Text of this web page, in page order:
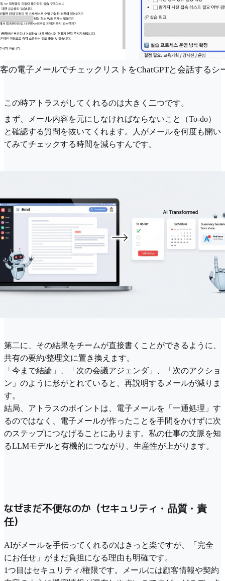
の電子メールでチェックリストをChatGPTと会話するシ
この時アトラスがしてくれるのは大きく二つです。
まず、メール内容を元にしなければならないこと（To-do）
と確認する質問を抜いてくれます。人がメールを何度も開い
てみてチェックする時間を減らすんです。
第二に、その結​​果をチームが直接書くことができるように、
共有の要約/整理文に置き換えます。
「今まで結論」、「次の会議アジェンダ」、「次のアクショ
ン」のように形がとれていると、再説明するメールが減りま
す。
結局、アトラスのポイントは、電子メールを「一通処理」す
るのではなく、電子メールが作ったことを手間をかけずに次
のステップにつなげることにあります。私の仕事の文脈を知
るLLMモデルと有機的につながり、生産性が上がります。
なぜまだ不便なのか（セキュリティ・品質・責
任）
AIがメールを手伝ってくれるのはきっと楽ですが、「完全
にお任せ」がまだ負担になる理由も明確です。
1つ目はセキュリティ/権限です。メールには顧客情報や契約